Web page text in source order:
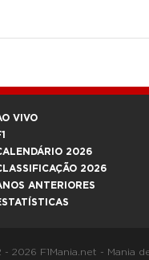
VIVO
2026
2026
ANTERIORES
- 2026 F1Mania.net - Mania